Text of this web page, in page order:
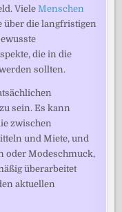
VieleMenschen
über die langfristigen
die in die
sollten.
sein. Es kann
zwischen
und Miete, und
oder Modeschmuck,
überarbeitet
aktuellen